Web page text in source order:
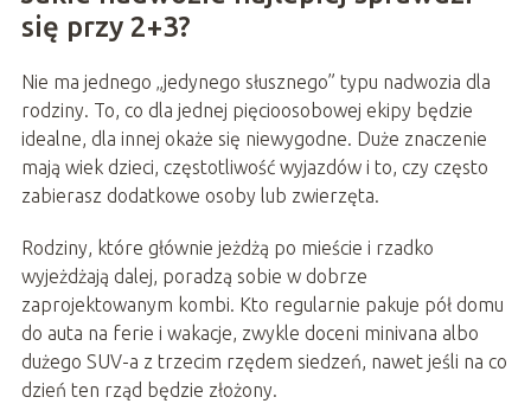
się przy 2+3?
Nie ma jednego „jedynego słusznego” typu nadwozia dla
rodziny. To, co dla jednej pięcioosobowej ekipy będzie
idealne, dla innej okaże się niewygodne. Duże znaczenie
mają wiek dzieci, częstotliwość wyjazdów i to, czy często
zabierasz dodatkowe osoby lub zwierzęta.
Rodziny, które głównie jeżdżą po mieście i rzadko
wyjeżdżają dalej, poradzą sobie w dobrze
zaprojektowanym kombi. Kto regularnie pakuje pół domu
do auta na ferie i wakacje, zwykle doceni minivana albo
dużego SUV-a z trzecim rzędem siedzeń, nawet jeśli na co
dzień ten rząd będzie złożony.